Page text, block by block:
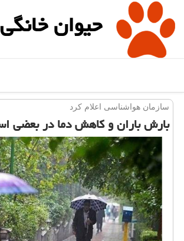
حیوان خانگی
سازمان هواشناسی اعلام كرد
بارش باران و كاهش دما در بعضی